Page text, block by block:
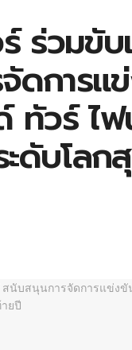
ร่วมขั
การแ
ทัวร์ ไ
ดับโล